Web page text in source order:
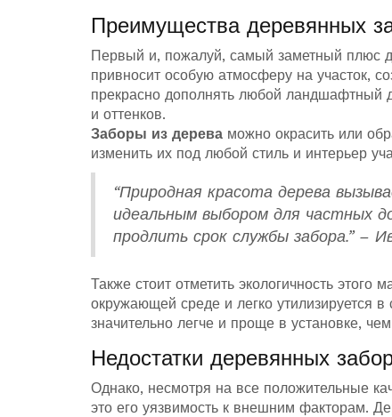
Преимущества деревянных
Первый и, пожалуй, самый заметный плюс
привносит особую атмосферу на участок,
прекрасно дополнять любой ландшафтный
и оттенков.
Заборы из дерева можно окрасить или
изменить их под любой стиль и интерьер
“Природная красота дерева
идеальным выбором для частных
продлить срок службы забора.” –
Также стоит отметить экологичность
окружающей среде и легко утилизируется
значительно легче и проще в установке,
Недостатки деревянных
Однако, несмотря на все положительные
это его уязвимость к внешним факторам.